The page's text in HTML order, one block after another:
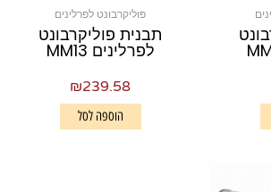
פוליקרבונט לפרלינים
תבנית פוליקרבונט
לפרלינים MM13
₪239.58
הוספה לסל